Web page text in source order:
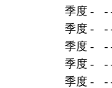
季度 - -
季度 - -
季度 - -
季度 - -
季度 - -